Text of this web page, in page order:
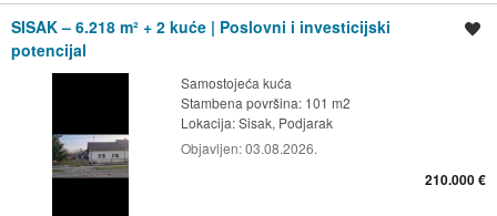
SISAK – 6.218 m² + 2 kuće | Poslovni i investicijski
potencijal
Samostojeća kuća
Stambena površina: 101 m2
Lokacija:Sisak, Podjarak
Objavljen:03.08.2026.
210.000 €